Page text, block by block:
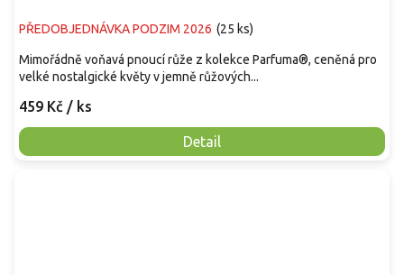
PŘEDOBJEDNÁVKA PODZIM 2026 (25 ks)
459 Kč / ks
Detail
Mimořádně voňavá pnoucí růže z kolekce Parfuma®, ceněná pro
velké nostalgické květy v jemně růžových...